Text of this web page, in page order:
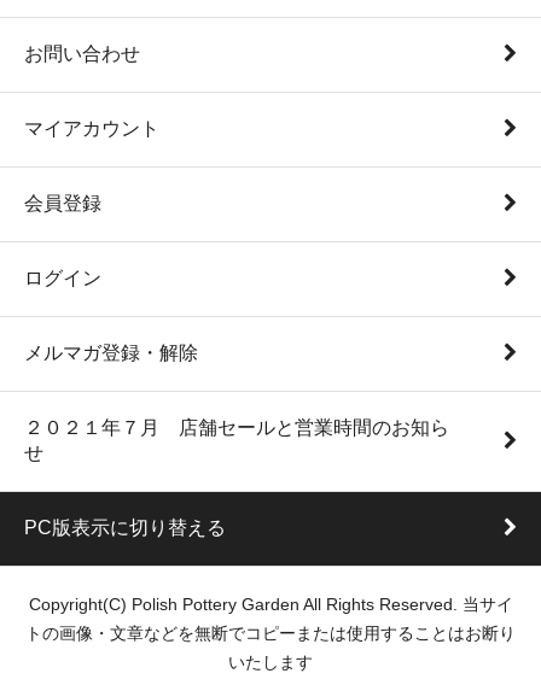
お問い合わせ
マイアカウント
会員登録
ログイン
メルマガ登録・解除
２０２１年７月 店舗セールと営業時間のお知ら
せ
PC版表示に切り替える
Copyright(C) Polish Pottery Garden All Rights Reserved. 当サイ
トの画像・文章などを無断でコピーまたは使用することはお断り
いたします